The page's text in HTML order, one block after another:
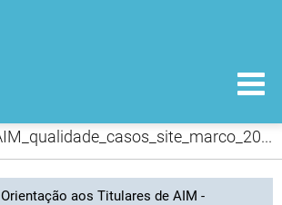
Orientacao_TAIM_qualidade_casos_site_marco_2015.pdf
Orientação aos Titulares de AIM -